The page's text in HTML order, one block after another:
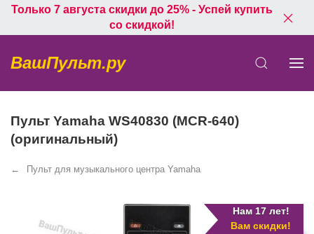
Только 7 августа скидки до 25% - Успей купить
со скидкой!
ВашПульт.ру
Пульт Yamaha WS40830 (MCR-640)
(оригинальный)
Пульт для музыкального центра Yamaha
Нам 17 лет!
Вам скидки!